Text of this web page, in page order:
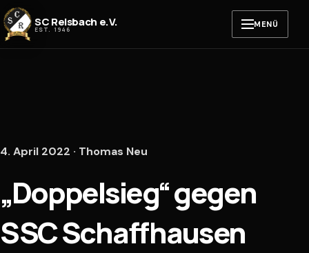
Zum Inhalt springen
SC Reisbach e.V.
EST. 1946 MENÜ
4. April 2022 · Thomas Neu
„Doppelsieg“ gegen
SSC Schaffhausen